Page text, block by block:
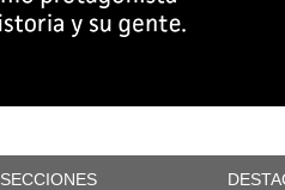
SECCIONES